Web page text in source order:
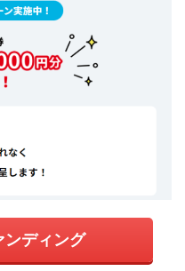
ンディング